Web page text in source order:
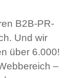
B2B-PR-
Und wir
über 6.000!
–